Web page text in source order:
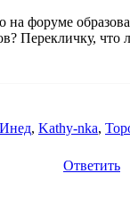
на форуме
Перекличку, что
Инед, Kathy-nka,
Ответить